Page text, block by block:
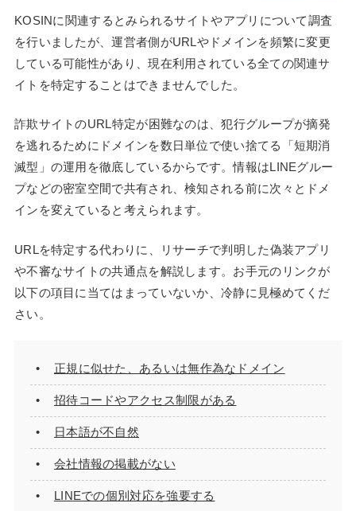
KOSINに関連するとみられるサイトやアプリについて調査
を行いましたが、運営者側がURLやドメインを頻繁に変更
している可能性があり、現在利用されている全ての関連サ
イトを特定することはできませんでした。
詐欺サイトのURL特定が困難なのは、犯行グループが摘発
を逃れるためにドメインを数日単位で使い捨てる「短期消
滅型」の運用を徹底しているからです。情報はLINEグルー
プなどの密室空間で共有され、検知される前に次々とドメ
インを変えていると考えられます。
URLを特定する代わりに、リサーチで判明した偽装アプリ
や不審なサイトの共通点を解説します。お手元のリンクが
以下の項目に当てはまっていないか、冷静に見極めてくだ
さい。
正規に似せた、あるいは無作為なドメイン
招待コードやアクセス制限がある
日本語が不自然
会社情報の掲載がない
LINEでの個別対応を強要する